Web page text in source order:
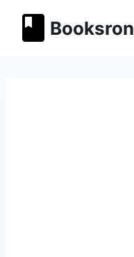
содержимому
Booksron